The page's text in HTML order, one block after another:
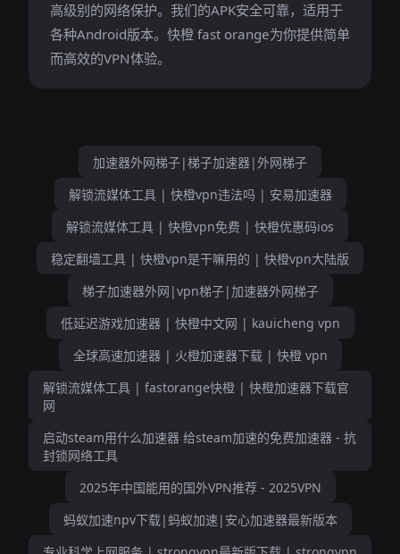
高级别的网络保护。我们的APK安全可靠，适用于
各种Android版本。快橙 fast orange为你提供简单
而高效的VPN体验。
加速器外网梯子|梯子加速器|外网梯子
解锁流媒体工具 | 快橙vpn违法吗 | 安易加速器
解锁流媒体工具 | 快橙vpn免费 | 快橙优惠码ios
稳定翻墙工具 | 快橙vpn是干嘛用的 | 快橙vpn大陆版
梯子加速器外网|vpn梯子|加速器外网梯子
低延迟游戏加速器 | 快橙中文网 | kauicheng vpn
全球高速加速器 | 火橙加速器下载 | 快橙 vpn
解锁流媒体工具 | fastorange快橙 | 快橙加速器下载官
网
启动steam用什么加速器 给steam加速的免费加速器 - 抗
封锁网络工具
2025年中国能用的国外VPN推荐 - 2025VPN
蚂蚁加速npv下载|蚂蚁加速|安心加速器最新版本